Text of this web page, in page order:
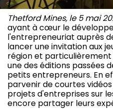
Thetford Mines, le 5 mai
ayant à cœur le
l'entrepreneuriat auprès
lancer une invitation aux
région et
une des éditions passées
petits entrepreneurs. En
parvenir de courtes
projets d'entreprises sur
encore partager leurs